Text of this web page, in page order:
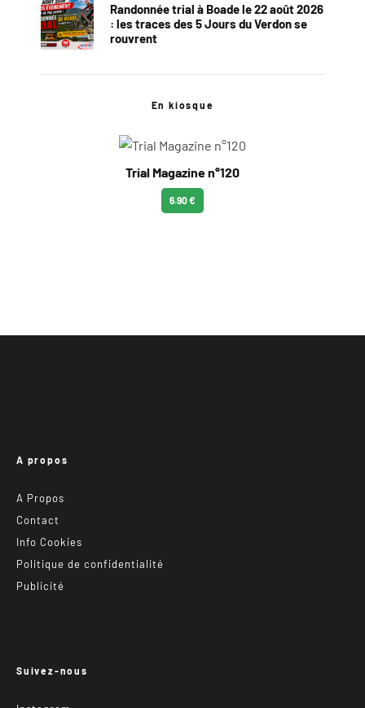
Randonnée trial à Boade le 22 août 2026
: les traces des 5 Jours du Verdon se
rouvrent
En kiosque
Trial Magazine n°120
6.90 €
A propos
A Propos
Contact
Info Cookies
Politique de confidentialité
Publicité
Suivez-nous